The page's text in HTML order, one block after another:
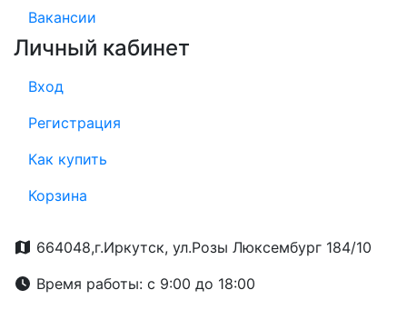
Вакансии
Личный кабинет
Вход
Регистрация
Как купить
Корзина
664048,г.Иркутск, ул.Розы Люксембург 184/10
Время работы: с 9:00 до 18:00